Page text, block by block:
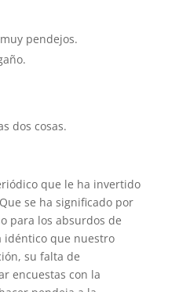
pendejos.
dos cosas.
que le ha invertido
se ha significado por
para los absurdos de
idéntico que nuestro
su falta de
encuestas con la